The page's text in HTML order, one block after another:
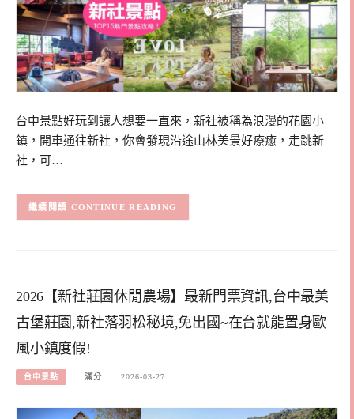
台中景點好玩到讓人想要一直來，新社被稱為浪漫的花園小
鎮，開車通往新社，你會發現沿途山林美景好療癒，走跳新
社，可…
CONTINUE READING
2026【新社莊園休閒農場】最新門票資訊,台中最美
古堡莊園,新社落羽松秘境,免出國~在台就能置身歐
風小鎮度假!
台中景點 滿分 2026-03-27